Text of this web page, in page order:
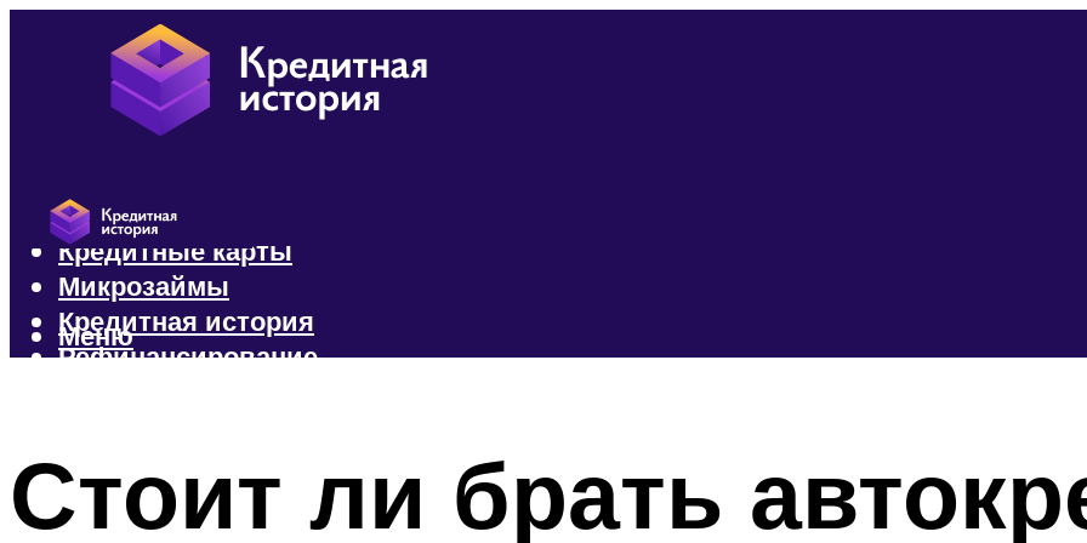
Кредиты
Кредитные карты
Микрозаймы
Кредитная история
Рефинансирование
Меню
Стоит ли брать